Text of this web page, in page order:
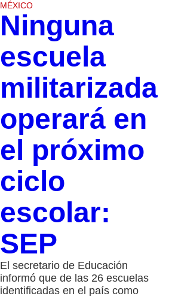
MÉXICO
Ninguna
escuela
militarizada
operará en
el próximo
ciclo
escolar:
SEP
El secretario de Educación
informó que de las 26 escuelas
identificadas en el país como